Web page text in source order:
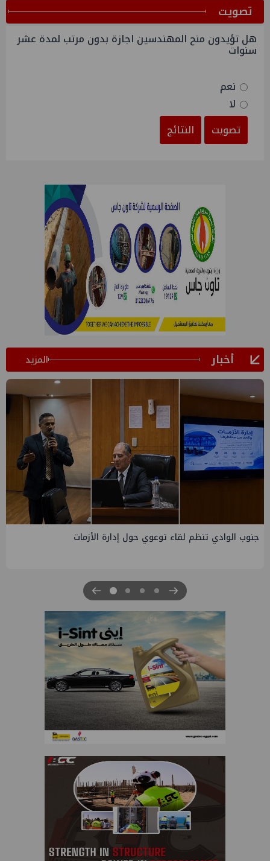
ﺗﺼﻮﻳﺖ
هل تؤيدون منح المهندسين اجازة بدون مرتب لمدة عشر
سنوات
نعم
لا
تصويت
النتائج
أخبار المزيد
التخطيط والبترول يبحثان جهود تحقيق أمن الطاقة ضمن خطة